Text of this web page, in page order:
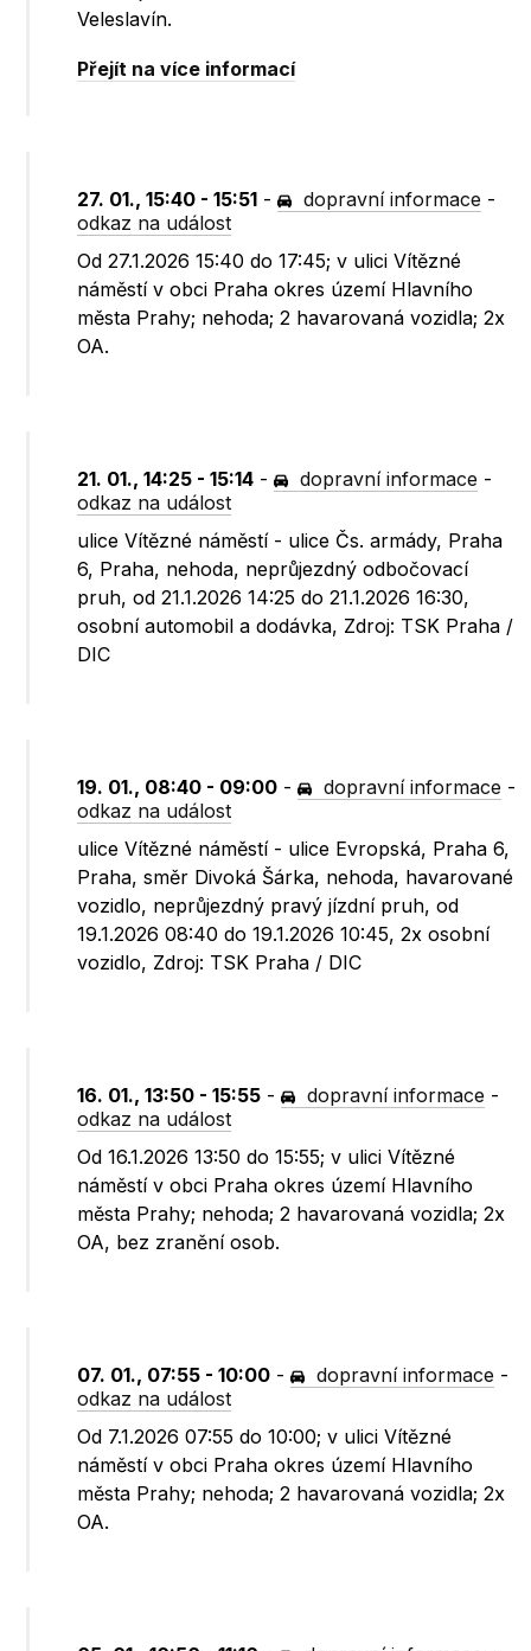
Veleslavín.
Přejít na více informací
27. 01., 15:40 - 15:51 - dopravní informace -
odkaz na událost
Od 27.1.2026 15:40 do 17:45; v ulici Vítězné
náměstí v obci Praha okres území Hlavního
města Prahy; nehoda; 2 havarovaná vozidla; 2x
OA.
21. 01., 14:25 - 15:14 - dopravní informace -
odkaz na událost
ulice Vítězné náměstí - ulice Čs. armády, Praha
6, Praha, nehoda, neprůjezdný odbočovací
pruh, od 21.1.2026 14:25 do 21.1.2026 16:30,
osobní automobil a dodávka, Zdroj: TSK Praha /
DIC
19. 01., 08:40 - 09:00 - dopravní informace -
odkaz na událost
ulice Vítězné náměstí - ulice Evropská, Praha 6,
Praha, směr Divoká Šárka, nehoda, havarované
vozidlo, neprůjezdný pravý jízdní pruh, od
19.1.2026 08:40 do 19.1.2026 10:45, 2x osobní
vozidlo, Zdroj: TSK Praha / DIC
16. 01., 13:50 - 15:55 - dopravní informace -
odkaz na událost
Od 16.1.2026 13:50 do 15:55; v ulici Vítězné
náměstí v obci Praha okres území Hlavního
města Prahy; nehoda; 2 havarovaná vozidla; 2x
OA, bez zranění osob.
07. 01., 07:55 - 10:00 - dopravní informace -
odkaz na událost
Od 7.1.2026 07:55 do 10:00; v ulici Vítězné
náměstí v obci Praha okres území Hlavního
města Prahy; nehoda; 2 havarovaná vozidla; 2x
OA.